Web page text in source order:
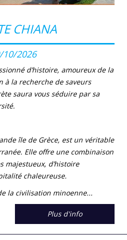
CHIANA
10/2026
d’histoire, amoureux de la
à la recherche de saveurs
saura vous séduire par sa
île de Grèce, est un véritable
Elle offre une combinaison
majestueux, d’histoire
chaleureuse.
la civilisation minoenne...
Plus d'info